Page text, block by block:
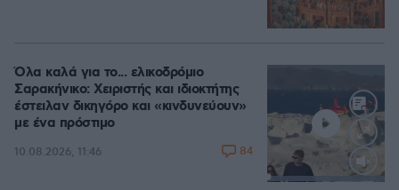
Loaded
Όλα καλά για το... ελικοδρόμιο
Σαρακήνικο: Χειριστής και ιδιοκτήτης
έστειλαν δικηγόρο και «κινδυνεύουν»
με ένα πρόστιμο
10.08.2026, 11:46 84